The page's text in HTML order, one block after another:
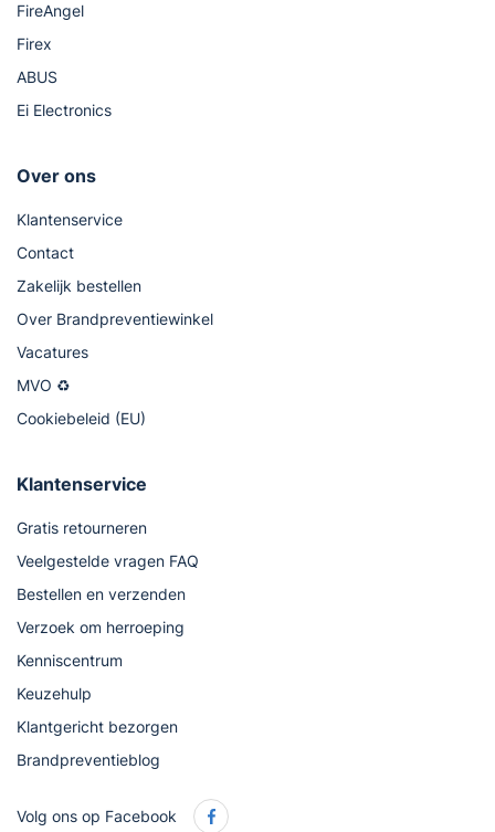
FireAngel
Firex
ABUS
Ei Electronics
Over ons
Klantenservice
Contact
Zakelijk bestellen
Over Brandpreventiewinkel
Vacatures
MVO ♻
Cookiebeleid (EU)
Klantenservice
Gratis retourneren
Veelgestelde vragen FAQ
Bestellen en verzenden
Verzoek om herroeping
Kenniscentrum
Keuzehulp
Klantgericht bezorgen
Brandpreventieblog
Volg ons op Facebook